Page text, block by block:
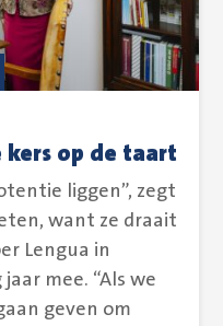
op de taart
liggen”, zegt
want ze draait
Lengua in
mee. “Als we
geven om